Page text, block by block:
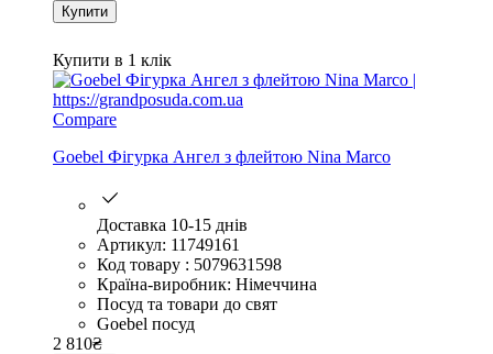
Купити
Купити в 1 клік
Compare
Goebel Фігурка Ангел з флейтою Nina Marco
Доставка 10-15 днів
Артикул: 11749161
Код товару : 5079631598
Країна-виробник: Німеччина
Посуд та товари до свят
Goebel посуд
2 810₴